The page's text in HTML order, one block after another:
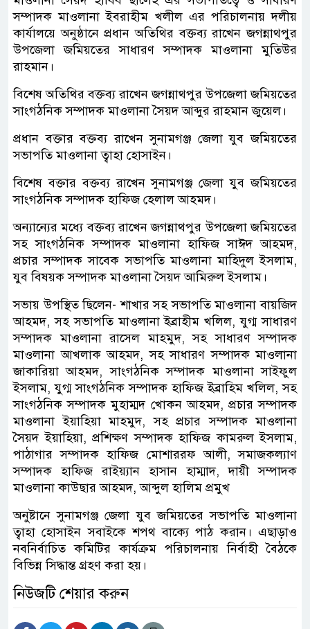
সম্পাদক মাওলানা ইবরাহীম খলীল এর পরিচালনায় দলীয়
কার্যালয়ে অনুষ্ঠানে প্রধান অতিথির বক্তব্য রাখেন জগন্নাথপুর
উপজেলা জমিয়তের সাধারণ সম্পাদক মাওলানা মুতিউর
রাহমান।
বিশেষ অতিথির বক্তব্য রাখেন জগন্নাথপুর উপজেলা জমিয়তের
সাংগঠনিক সম্পাদক মাওলানা সৈয়দ আব্দুর রাহমান জুয়েল।
প্রধান বক্তার বক্তব্য রাখেন সুনামগঞ্জ জেলা যুব জমিয়তের
সভাপতি মাওলানা ত্বাহা হোসাইন।
বিশেষ বক্তার বক্তব্য রাখেন সুনামগঞ্জ জেলা যুব জমিয়তের
সাংগঠনিক সম্পাদক হাফিজ হেলাল আহমদ।
অন্যান্যের মধ্যে বক্তব্য রাখেন জগন্নাথপুর উপজেলা জমিয়তের
সহ সাংগঠনিক সম্পাদক মাওলানা হাফিজ সাঈদ আহমদ,
প্রচার সম্পাদক সাবেক সভাপতি মাওলানা মাহিদুল ইসলাম,
যুব বিষয়ক সম্পাদক মাওলানা সৈয়দ আমিরুল ইসলাম।
সভায় উপস্থিত ছিলেন- শাখার সহ সভাপতি মাওলানা বায়জিদ
আহমদ, সহ সভাপতি মাওলানা ইব্রাহীম খলিল, যুগ্ম সাধারণ
সম্পাদক মাওলানা রাসেল মাহমুদ, সহ সাধারণ সম্পাদক
মাওলানা আখলাক আহমদ, সহ সাধারণ সম্পাদক মাওলানা
জাকারিয়া আহমদ, সাংগঠনিক সম্পাদক মাওলানা সাইফুল
ইসলাম, যুগ্ম সাংগঠনিক সম্পাদক হাফিজ ইব্রাহিম খলিল, সহ
সাংগঠনিক সম্পাদক মুহাম্মদ খোকন আহমদ, প্রচার সম্পাদক
মাওলানা ইয়াহিয়া মাহমুদ, সহ প্রচার সম্পাদক মাওলানা
সৈয়দ ইয়াহিয়া, প্রশিক্ষণ সম্পাদক হাফিজ কামরুল ইসলাম,
পাঠাগার সম্পাদক হাফিজ মোশাররফ আলী, সমাজকল্যাণ
সম্পাদক হাফিজ রাইয়্যান হাসান হাম্মাদ, দায়ী সম্পাদক
মাওলানা কাউছার আহমদ, আব্দুল হালিম প্রমুখ
অনুষ্টানে সুনামগঞ্জ জেলা যুব জমিয়তের সভাপতি মাওলানা
ত্বাহা হোসাইন সবাইকে শপথ বাক্যে পাঠ করান। এছাড়াও
নবনির্বাচিত কমিটির কার্যক্রম পরিচালনায় নির্বাহী বৈঠকে
বিভিন্ন সিদ্ধান্ত গ্রহণ করা হয়।
নিউজটি শেয়ার করুন